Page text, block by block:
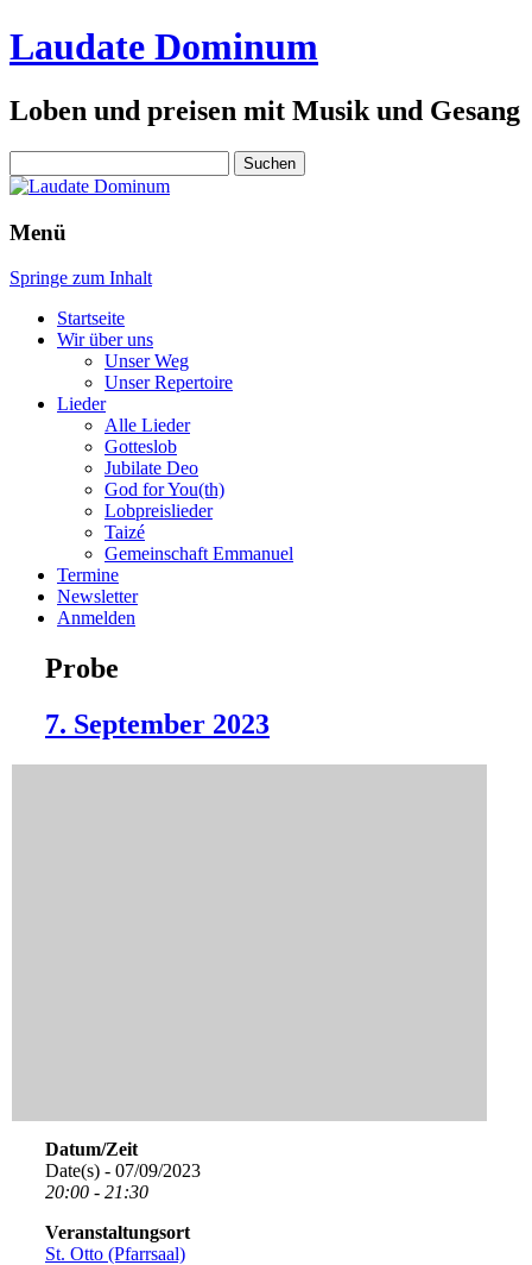
Laudate Dominum
Loben und preisen mit Musik und Gesang
nach:
Menü
Springe zum Inhalt
Startseite
Wir über uns
Unser Weg
Unser Repertoire
Lieder
Alle Lieder
Gotteslob
Jubilate Deo
God for You(th)
Lobpreislieder
Taizé
Gemeinschaft Emmanuel
Termine
Newsletter
Anmelden
Probe
7. September 2023
Datum/Zeit
Date(s) - 07/09/2023
20:00 - 21:30
Veranstaltungsort
St. Otto (Pfarrsaal)